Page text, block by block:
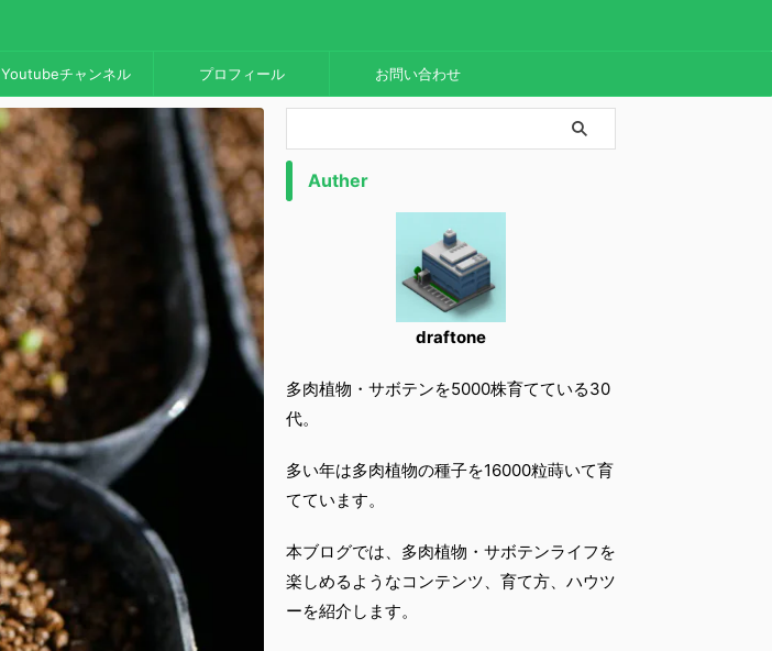
Youtubeチャンネル プロフィール お問い合わせ
Auther
draftone
多肉植物・サボテンを5000株育てている30
代。
多い年は多肉植物の種子を16000粒蒔いて育
てています。
本ブログでは、多肉植物・サボテンライフを
楽しめるようなコンテンツ、育て方、ハウツ
ーを紹介します。